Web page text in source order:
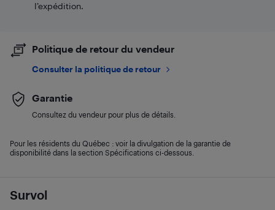
Survol
l’expédition.
Politique de retour du vendeur
Consulter la politique de retour
Garantie
Consultez du vendeur pour plus de détails.
Pour les résidents du Québec : voir la divulgation de la garantie de
disponibilité dans la section Spécifications ci-dessous.